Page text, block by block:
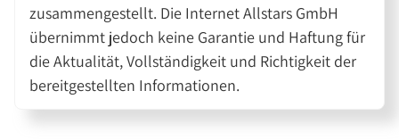
zusammengestellt. Die Internet Allstars GmbH
übernimmt jedoch keine Garantie und Haftung für
die Aktualität, Vollständigkeit und Richtigkeit der
bereitgestellten Informationen.